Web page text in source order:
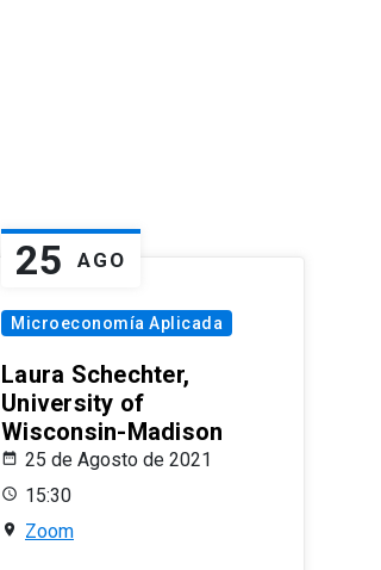
25 AGO
Microeconomía Aplicada
Laura Schechter,
University of
Wisconsin-Madison
25 de Agosto de 2021
15:30
Zoom